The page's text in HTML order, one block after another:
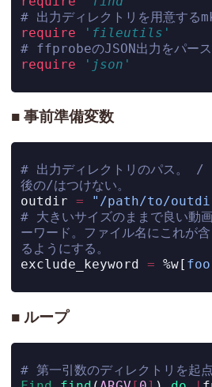
# 出力ディレクトリを用意する
require
'fileutils'
# ffprobeのJSON出力をパース
require
'json'
事前準備変数
# 出力ディレクトリのパス。
後の/はつけない。
outdir =
"/path/to/
# 大きいサイズのままで良い動
ーワード。ファイル名にこれが
るようにする。
exclude_keyword = %w[
ループ
# 第一引数のディレクトリを起